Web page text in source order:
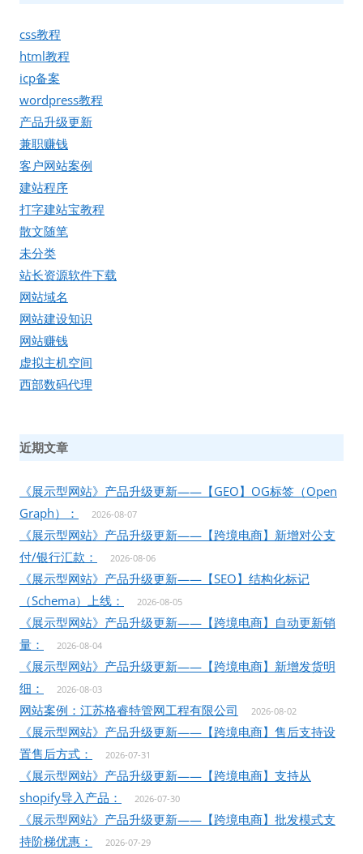
css教程
html教程
icp备案
wordpress教程
产品升级更新
兼职赚钱
客户网站案例
建站程序
打字建站宝教程
散文随笔
未分类
站长资源软件下载
网站域名
网站建设知识
网站赚钱
虚拟主机空间
西部数码代理
近期文章
《展示型网站》产品升级更新——【GEO】OG标签（Open
Graph）：
2026-08-07
《展示型网站》产品升级更新——【跨境电商】新增对公支
付/银行汇款：
2026-08-06
《展示型网站》产品升级更新——【SEO】结构化标记
（Schema）上线：
2026-08-05
《展示型网站》产品升级更新——【跨境电商】自动更新销
量：
2026-08-04
《展示型网站》产品升级更新——【跨境电商】新增发货明
细：
2026-08-03
网站案例：江苏格睿特管网工程有限公司 2026-08-02
《展示型网站》产品升级更新——【跨境电商】售后支持设
置售后方式：
2026-07-31
《展示型网站》产品升级更新——【跨境电商】支持从
shopify导入产品：
2026-07-30
《展示型网站》产品升级更新——【跨境电商】批发模式支
持阶梯优惠：
2026-07-29